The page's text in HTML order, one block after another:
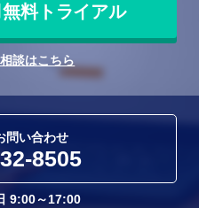
細はこちら
料トライアル
談はこちら
問い合わせ
8505
9:00～17:00